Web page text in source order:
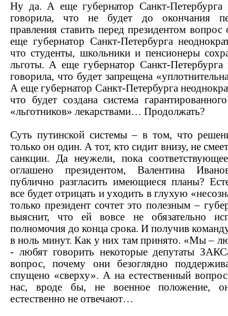
Ну да. А еще губернатор Санкт-Петербурга
говорила, что не будет до окончания
правления ставить перед президентом вопрос
еще губернатор Санкт-Петербурга
что студенты, школьники и пенсионеры
льготы. А еще губернатор Санкт-Петербурга
говорила, что будет запрещена
А еще губернатор Санкт-Петербурга
что будет создана система
«льготников» лекарствами… Продолжать?
Суть путинской системы – в том, что
только он один. А тот, кто сидит внизу, не
санкции. Да неужели, пока
оглашено президентом, Валентина
публично разгласить имеющиеся планы?
все будет отрицать и уходить в глухую
только президент сочтет это полезным –
выяснит, что ей вовсе не обязательно
полномочия до конца срока. И получив
в ноль минут. Как у них там принято. «Мы –
- любят говорить некоторые депутаты
вопрос, почему они безоглядно
спущено «сверху». А на естественный
нас, вроде бы, не военное положение,
естественно не отвечают…